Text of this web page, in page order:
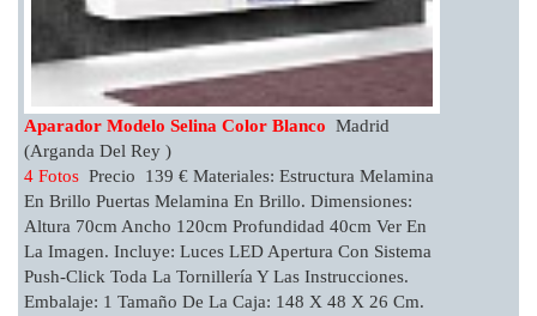
Aparador Modelo Selina Color Blanco Madrid
(Arganda Del Rey )
4 Fotos Precio 139 € Materiales: Estructura Melamina
En Brillo Puertas Melamina En Brillo. Dimensiones:
Altura 70cm Ancho 120cm Profundidad 40cm Ver En
La Imagen. Incluye: Luces LED Apertura Con Sistema
Push-Click Toda La Tornillería Y Las Instrucciones.
Embalaje: 1 Tamaño De La Caja: 148 X 48 X 26 Cm.